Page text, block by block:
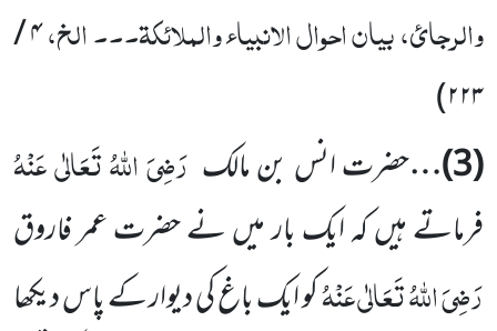
والرجائ، بیان احوال الانبیاء والملائکۃ۔۔۔ الخ،۴/
۲۲۳)
(
3
)…حضرت انس بن مالک رَضِیَ اللہُ تَعَالٰی عَنْہُ
فرماتے ہیں کہ ایک بار میں نے حضرت عمر فاروق
رَضِیَ اللہُ تَعَالٰی عَنْہُکوایک باغ کی دیوار کے پاس دیکھا